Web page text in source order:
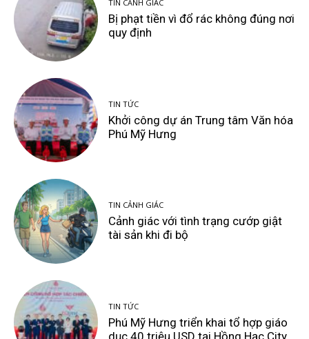
TIN CẢNH GIÁC
Bị phạt tiền vì đổ rác không đúng nơi
quy định
TIN TỨC
Khởi công dự án Trung tâm Văn hóa
Phú Mỹ Hưng
TIN CẢNH GIÁC
Cảnh giác với tình trạng cướp giật
tài sản khi đi bộ
TIN TỨC
Phú Mỹ Hưng triển khai tổ hợp giáo
dục 40 triệu USD tại Hồng Hạc City